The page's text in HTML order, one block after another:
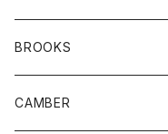
アンダーウェアー
カードホルダー
トップス
カーディガン
ボトム
シャツ
BROOKS
グッズ
CAMBER